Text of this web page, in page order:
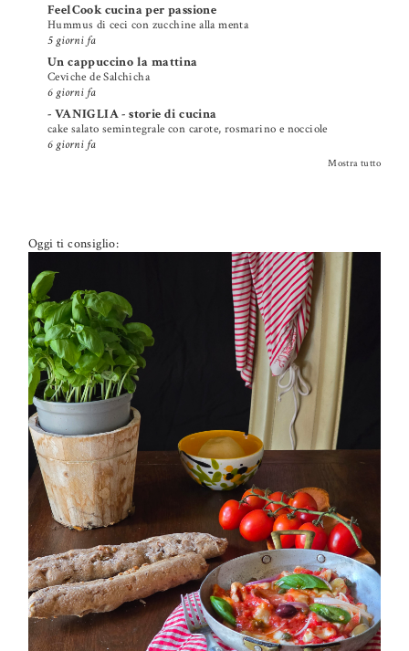
FeelCook cucina per passione
Hummus di ceci con zucchine alla menta
5 giorni fa
Un cappuccino la mattina
Ceviche de Salchicha
6 giorni fa
- VANIGLIA - storie di cucina
cake salato semintegrale con carote, rosmarino e nocciole
6 giorni fa
Mostra tutto
Oggi ti consiglio:
PETTI DI POLLO ALLA PIZZAIOLA